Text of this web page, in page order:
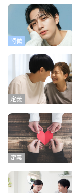
特徴
定義
定義